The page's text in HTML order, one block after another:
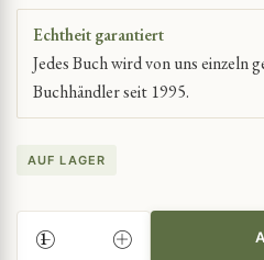
Echtheit garantiert
Jedes Buch wird von uns einzeln
Buchhändler seit 1995.
AUF LAGER
BRIEFSAMMLUNG